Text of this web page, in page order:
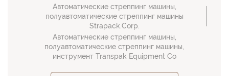
Автоматические стреппинг машины,
полуавтоматические стреппинг машины
Strapack.Corp.
Автоматические стреппинг машины,
полуавтоматические стреппинг машины,
инструмент Transpak Equipment Co